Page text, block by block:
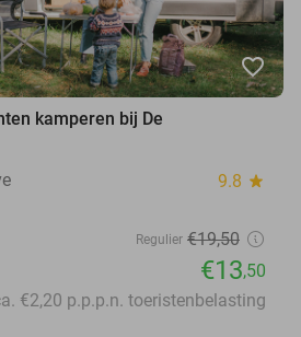
favorite_border
kamperen bij De
9.8 star
Regulier €19,50
€13,50
€2,20 p.p.p.n. toeristenbelasting